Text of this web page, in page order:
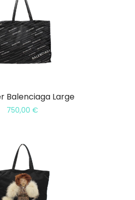
Balenciaga Large
750,00 €